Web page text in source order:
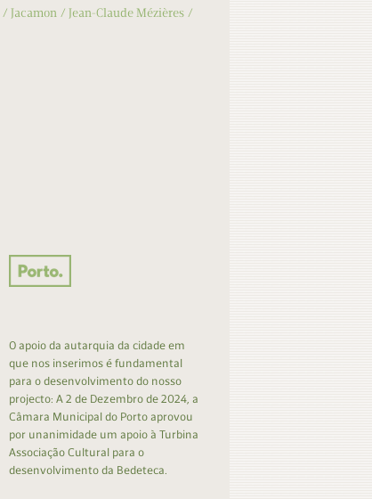
Jacamon
Jean-Claude Mézières
O apoio da autarquia da cidade em
que nos inserimos é fundamental
para o desenvolvimento do nosso
projecto: A 2 de Dezembro de 2024, a
Câmara Municipal do Porto aprovou
por unanimidade um apoio à Turbina
Associação Cultural para o
desenvolvimento da Bedeteca.